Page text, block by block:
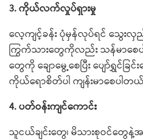
3. ကိုယ်လက်လှုပ်ရှားမှု
လေ့ကျင့်ခန်း ပုံမှန်လုပ်ရင် သွေး
ကြွက်သားတွေကိုလည်း သန်မာစေ
တွေကို ချောမွေ့စေပြီး ပျော်ရွှင်ခ
ကိုယ်ရောစိတ်ပါ ကျန်းမာစေပါတ
4. ပတ်ဝန်းကျင်ကောင်း
သူငယ်ချင်းတွေ၊ မိသားစုဝင်တွေနဲ့အ